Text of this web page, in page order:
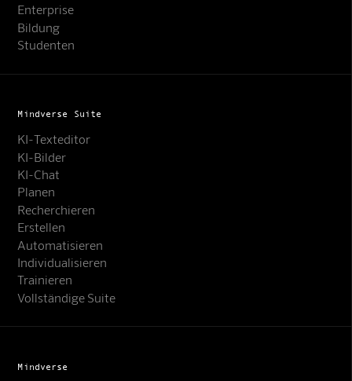
Enterprise
Bildung
Studenten
Mindverse Suite
KI-Texteditor
KI-Bilder
KI-Chat
Planen
Recherchieren
Erstellen
Automatisieren
Individualisieren
Trainieren
Vollständige Suite
Mindverse